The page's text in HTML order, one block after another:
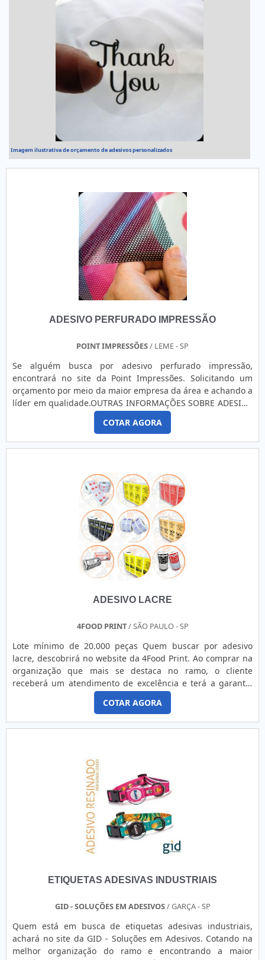
Imagem ilustrativa de orçamento de adesivos personalizados
ADESIVO PERFURADO IMPRESSÃO
POINT IMPRESSÕES/ LEME - SP
Se alguém busca por adesivo perfurado impressão,
encontrará no site da Point Impressões. Solicitando um
orçamento por meio da maior empresa da área e achando a
líder em qualidade.OUTRAS INFORMAÇÕES SOBRE ADESIVO
PERFURADO IMPRESSÃOQuem procura por adesivo
perfurado para impressão em uma empresa comprometida
com os serviços, encontra na Point Impressões. A empresa
tem em seu escopo adesivos e adesivação de interiores,
total na qualidade.Discorrendo ainda sobre adesivo
perfurado impressão, deve-se descartar empresas que não
tenham produtos e serviços com ótima qualidade e
excelente custo-benefício, pontos importantes que ficam de
fora no planejamento de empresas que visam apenas o
lucro, deixando a desejar nos outros fatores.Existem muitas
formas diferentes de demonstrar conhecimento e
autoridade em sua área de atuação. Os motivos pelos quais
a Point Impressões é destaque sempre que buscar por
proativos; Profissionais com vasta experiência na área;
qualidade onde são realizadas as atividades; Tecnologia de
QUALIFICADA DO SEGMENTOApenas na Point Impressões é
possível encontrar a solução para quem busca adesivo
perfurado impressão. Líder em qualidade, a empresa
oferece uma variedade de itens como banners e
envelopamento de geladeiras.Isso se deve ao fato de a
empresa ser comprometida com os serviços e responsável,
conquistas adquiridas porque investiu em uma estrutura
fatores, agregados a uma equipe com colaboradores
proativos e profissionais com vasta experiência na área,
fecham todo o ciclo de entrega com excelência para toda a
carteira de clientes..
COTAR AGORA
ADESIVO LACRE
4FOOD PRINT/ SÃO PAULO - SP
Lote mínimo de 20.000 peças Quem buscar por adesivo
lacre, descobrirá no website da 4Food Print. Ao comprar na
organização que mais se destaca no ramo, o cliente
receberá um atendimento de excelência e terá a garantia
de adquirir produtos que solucionem qualquer
demanda.Quando o interesse é por adesivo lacre, com a
4Food Print o cliente obterá assertividade e
comprometimento com o resultado final.MAIS
4Food Print centraliza sua energia em proporcionar aos
clientes uma estrutura com chão de fábrica de alta
qualidade onde são realizadas as atividades e sede em
localização privilegiada, tudo para garantir a produção dos
adesivo de lacre com precisão e qualidade.Há muitas
maneiras eficientes de uma companhia demonstrar
competência, excelência e destaque em sua área de
atuação. A 4Food Print se mostra referência por ter:
Colaboradores eficientes; Atendimento personalizado;
quando falamos em adesivo lacre, sempre deve-se buscar
qualidade e assertividade, pontos importantes que ficam de
lucro, deixando a desejar nos outros fatores.Isso tudo é a
razão pela qual a 4Food Print é uma empresa responsável
quando se trata do segmento de etiquetas para delivery. A
COTAR AGORA
ETIQUETAS ADESIVAS INDUSTRIAIS
GID - SOLUÇÕES EM ADESIVOS/ GARÇA - SP
Quem está em busca de etiquetas adesivas industriais,
achará no site da GID - Soluções em Adesivos. Cotando na
melhor organização do ramo e encontrando a maior